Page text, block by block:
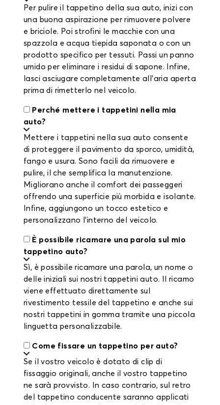
Per pulire il tappetino della sua auto, inizi con
una buona aspirazione per rimuovere polvere
e briciole. Poi strofini le macchie con una
spazzola e acqua tiepida saponata o con un
prodotto specifico per tessuti. Passi un panno
umido per eliminare i residui di sapone. Infine,
lasci asciugare completamente all’aria aperta
prima di rimetterlo nel veicolo.
Perché mettere i tappetini nella mia
auto?
Mettere i tappetini nella sua auto consente
di proteggere il pavimento da sporco, umidità,
fango e usura. Sono facili da rimuovere e
pulire, il che semplifica la manutenzione.
Migliorano anche il comfort dei passeggeri
offrendo una superficie più morbida e isolante.
Infine, aggiungono un tocco estetico e
personalizzano l’interno del veicolo.
È possibile ricamare una parola sul mio
tappetino auto?
Sì, è possibile ricamare una parola, un nome o
delle iniziali sui nostri tappetini auto. Il ricamo
viene effettuato direttamente sul
rivestimento tessile del tappetino e anche sui
nostri tappetini in gomma tramite una piccola
linguetta personalizzabile.
Come fissare un tappetino per auto?
Se il vostro veicolo è dotato di clip di
fissaggio originali, anche il vostro tappetino
ne sarà provvisto. In caso contrario, sul retro
del tappetino conducente saranno applicati